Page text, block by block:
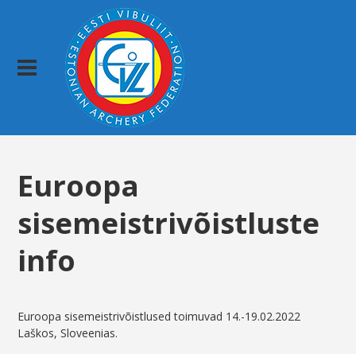
Euroopa
sisemeistrivõistluste
info
Euroopa sisemeistrivõistlused toimuvad 14.-19.02.2022
Laškos, Sloveenias.